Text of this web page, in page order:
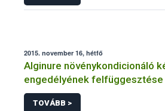
2015. november 16, hétfő
Alginure növénykondicionáló
engedélyének felfüggesztése
TOVÁBB >